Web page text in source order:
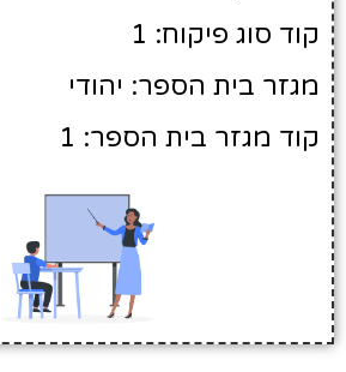
קוד סוג פיקוח: 1
מגזר בית הספר: יהודי
קוד מגזר בית הספר: 1